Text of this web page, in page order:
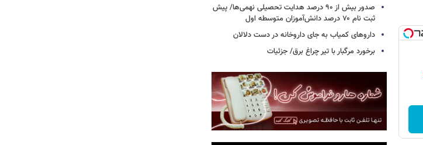
صدور بیش از ۹۰ درصد هدایت تحصیلی نهمی‌ها/ پیش
ثبت نام ۷۰ درصد دانش‌آموزان متوسطه اول
داروهای کمیاب به جای داروخانه در دست دلالان
برخورد مرگبار با تیر چراغ برق/ جزئیات